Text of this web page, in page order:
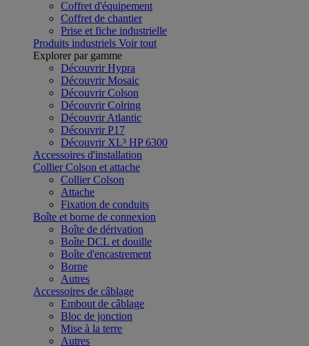
Coffret d'équipement
Coffret de chantier
Prise et fiche industrielle
Produits industriels Voir tout
Explorer par gamme
Découvrir Hypra
Découvrir Mosaic
Découvrir Colson
Découvrir Colring
Découvrir Atlantic
Découvrir P17
Découvrir XL³ HP 6300
Accessoires d'installation
Collier Colson et attache
Collier Colson
Attache
Fixation de conduits
Boîte et borne de connexion
Boîte de dérivation
Boîte DCL et douille
Boîte d'encastrement
Borne
Autres
Accessoires de câblage
Embout de câblage
Bloc de jonction
Mise à la terre
Autres